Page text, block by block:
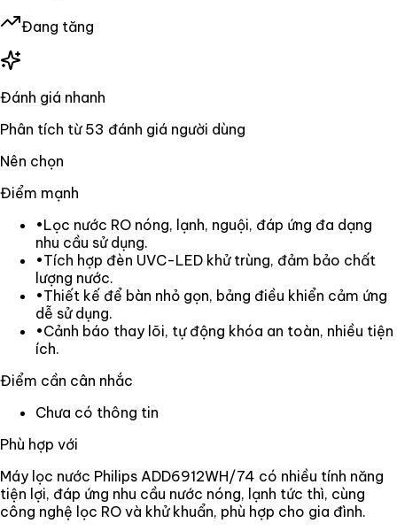
Đang tăng
Đánh giá nhanh
Phân tích từ 53 đánh giá người dùng
Nên chọn
Điểm mạnh
•Lọc nước RO nóng, lạnh, nguội, đáp ứng đa dạng
nhu cầu sử dụng.
•Tích hợp đèn UVC-LED khử trùng, đảm bảo chất
lượng nước.
•Thiết kế để bàn nhỏ gọn, bảng điều khiển cảm ứng
dễ sử dụng.
•Cảnh báo thay lõi, tự động khóa an toàn, nhiều tiện
ích.
Điểm cần cân nhắc
Chưa có thông tin
Phù hợp với
Máy lọc nước Philips ADD6912WH/74 có nhiều tính năng
tiện lợi, đáp ứng nhu cầu nước nóng, lạnh tức thì, cùng
công nghệ lọc RO và khử khuẩn, phù hợp cho gia đình.